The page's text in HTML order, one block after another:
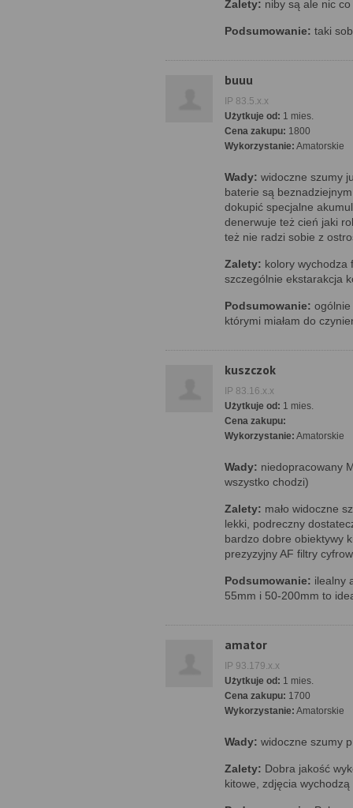
Zalety: niby są ale nic
Podsumowanie: taki
buuu
IP 83.5.x.x
Użytkuje od: 1 mies.
Cena zakupu: 1800
Wykorzystanie: Amatorskie
Wady: widoczne szumy
baterie są
dokupić specjalne
denerwuje też cień jaki
też nie radzi sobie z
Zalety: kolory wychodza
szczególnie ekstarakcja
Podsumowanie:
którymi miałam do
kuszczok
IP 83.16.x.x
Użytkuje od: 1 mies.
Cena zakupu:
Wykorzystanie: Amatorskie
Wady: niedopracowany
wszystko chodzi)
Zalety: mało widoczne
lekki, podreczny
bardzo dobre obiektywy
prezyzyjny AF filtry
Podsumowanie: ilealny
55mm i 50-200mm to
amator
IP 93.179.x.x
Użytkuje od: 1 mies.
Cena zakupu: 1700
Wykorzystanie: Amatorskie
Wady: widoczne szumy
Zalety: Dobra jakość
kitowe, zdjęcia